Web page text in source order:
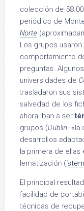
colección de
periódico de
Norte
Los grupos
comportamiento
preguntas.
universidades de
trasladaron sus
salvedad de los
ahora iban a ser
grupos (Dublin -«la
desarrollos
la primera de ellas
lematización (‘
El principal
facilidad de
técnicas de